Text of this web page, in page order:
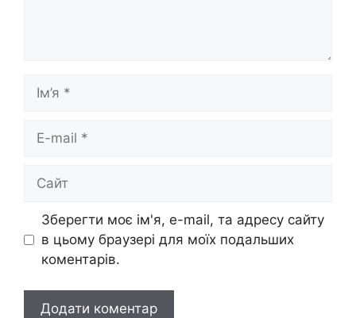
Ім’я
Сайт
Зберегти моє ім'я, e-mail, та адресу сайту
в цьому браузері для моїх подальших
коментарів.